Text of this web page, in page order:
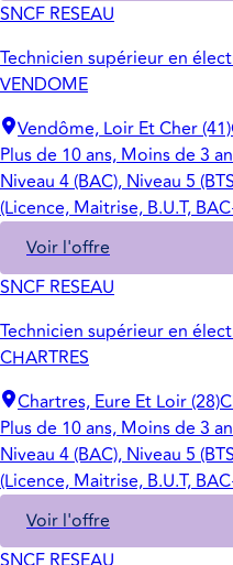
SNCF RESEAU
Technicien supérieur en
VENDOME
Vendôme, Loir Et Cher (41)
Plus de 10 ans, Moins de 3
Niveau 4 (BAC), Niveau 5
(Licence, Maitrise, B.U.T,
Voir l'offre
SNCF RESEAU
Technicien supérieur en
CHARTRES
Chartres, Eure Et Loir (28)
Plus de 10 ans, Moins de 3
Niveau 4 (BAC), Niveau 5
(Licence, Maitrise, B.U.T,
Voir l'offre